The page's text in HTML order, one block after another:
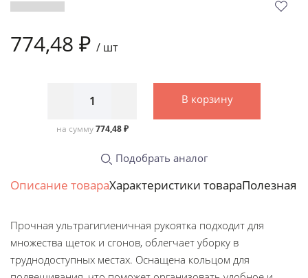
774,48 ₽ / шт
на сумму774,48 ₽
В корзину
Подобрать аналог
Описание товараХарактеристики товараПолезная
Прочная ультрагигиеничная рукоятка подходит для
множества щеток и сгонов, облегчает уборку в
труднодоступных местах. Оснащена кольцом для